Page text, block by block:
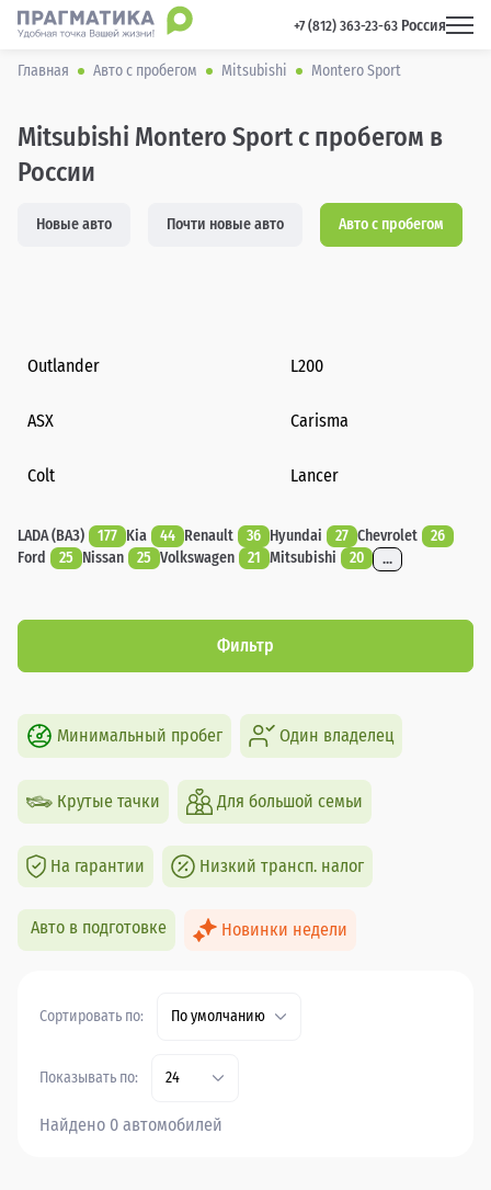
+7 (812) 363-23-63 Россия
Главная Авто с пробегом Mitsubishi Montero Sport
Mitsubishi Montero Sport с пробегом в
России
Новые авто Почти новые авто Авто с пробегом
Outlander L200
ASX Carisma
Colt Lancer
LADA (ВАЗ) 177 Kia 44 Renault 36 Hyundai 27 Chevrolet
26
Ford
25 Nissan 25 Volkswagen 21 Mitsubishi 20 ...
Фильтр
Минимальный пробег Один владелец
Крутые тачки Для большой семьи
На гарантии Низкий трансп. налог
Авто в подготовке Новинки недели
Сортировать по: По умолчанию
Показывать по: 24
Найдено 0 автомобилей